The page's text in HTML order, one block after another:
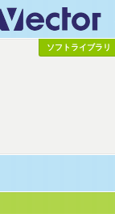
ソフトライブラリ